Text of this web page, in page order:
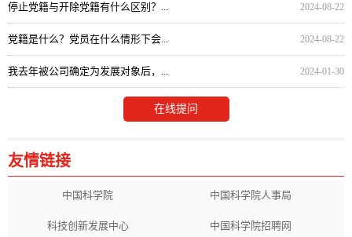
停止党籍与开除党籍有什么区别？... 2024-08-22
党籍是什么？党员在什么情形下会... 2024-08-22
我去年被公司确定为发展对象后，... 2024-01-30
在线提问
友情链接
中国科学院 中国科学院人事局
科技创新发展中心 中国科学院招聘网